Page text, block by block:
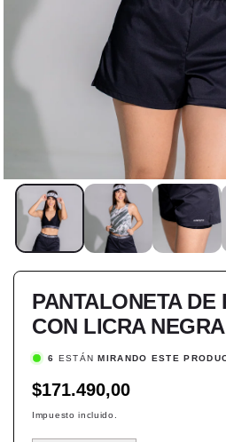
PANTALONETA DE
CON LICRA
6 ESTÁN MIRANDO ESTE
Precio
habitual
$171.490,00
Impuesto incluido.